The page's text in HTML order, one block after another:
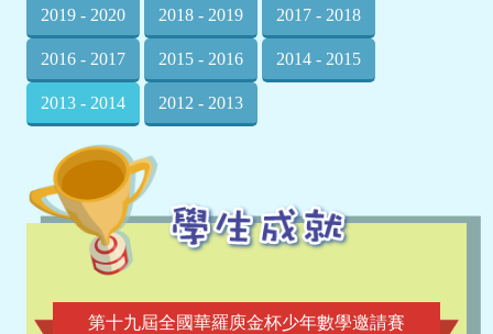
2019 - 2020 2018 - 2019 2017 - 2018
2016 - 2017 2015 - 2016 2014 - 2015
2013 - 2014 2012 - 2013
第十九屆全國華羅庾金杯少年數學邀請賽